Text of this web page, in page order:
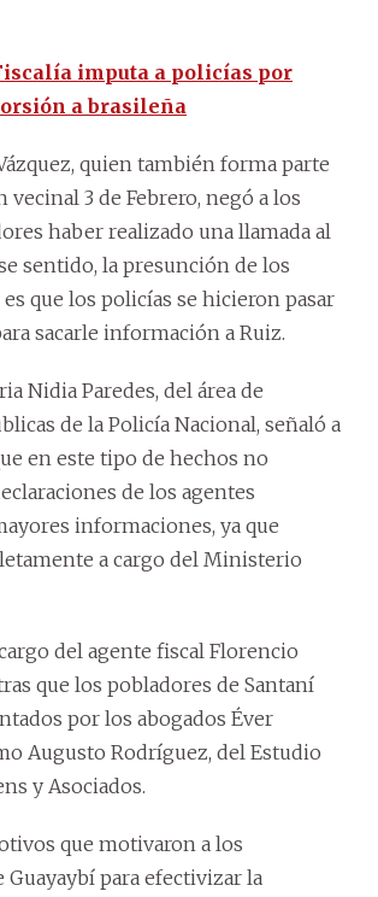
imputa a policías por
a brasileña
quien también forma parte
vecinal 3 de Febrero, negó a los
haber realizado una llamada al
sentido, la presunción de los
que los policías se hicieron pasar
sacarle información a Ruiz.
Nidia Paredes, del área de
de la Policía Nacional, señaló a
en este tipo de hechos no
de los agentes
informaciones, ya que
a cargo del Ministerio
del agente fiscal Florencio
que los pobladores de Santaní
por los abogados Éver
Augusto Rodríguez, del Estudio
y Asociados.
que motivaron a los
Guayaybí para efectivizar la